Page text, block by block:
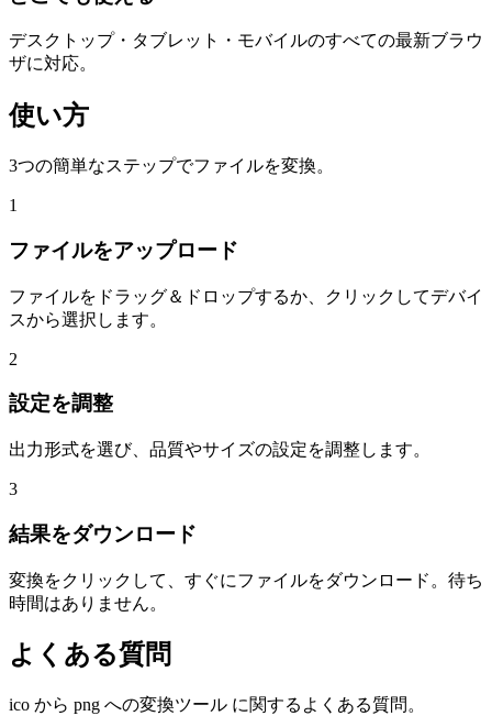
デスクトップ・タブレット・モバイルのすべての最新ブラウ
ザに対応。
使い方
3つの簡単なステップでファイルを変換。
1
ファイルをアップロード
ファイルをドラッグ＆ドロップするか、クリックしてデバイ
スから選択します。
2
設定を調整
出力形式を選び、品質やサイズの設定を調整します。
3
結果をダウンロード
変換をクリックして、すぐにファイルをダウンロード。待ち
時間はありません。
よくある質問
ico から png への変換ツール に関するよくある質問。